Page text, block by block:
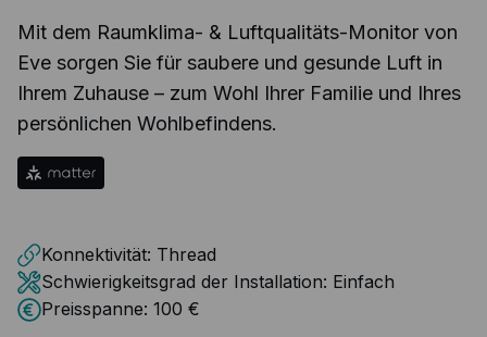
Mit dem Raumklima- & Luftqualitäts-Monitor von
Eve sorgen Sie für saubere und gesunde Luft in
Ihrem Zuhause – zum Wohl Ihrer Familie und Ihres
persönlichen Wohlbefindens.
Konnektivität: Thread
Schwierigkeitsgrad der Installation: Einfach
Preisspanne: 100 €